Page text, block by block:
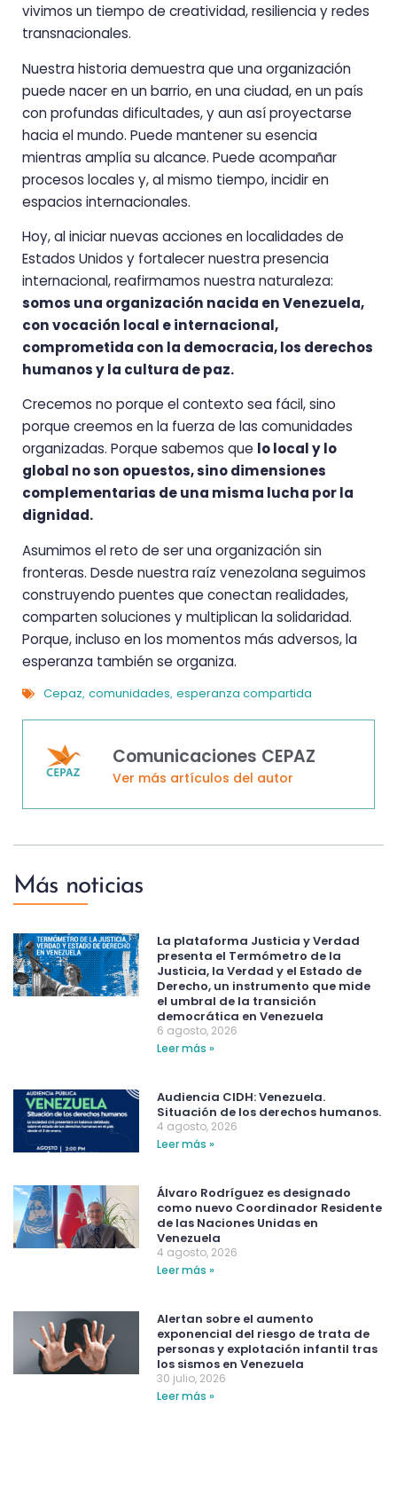
vivimos un tiempo de creatividad, resiliencia y redes
transnacionales.
Nuestra historia demuestra que una organización
puede nacer en un barrio, en una ciudad, en un país
con profundas dificultades, y aun así proyectarse
hacia el mundo. Puede mantener su esencia
mientras amplía su alcance. Puede acompañar
procesos locales y, al mismo tiempo, incidir en
espacios internacionales.
Hoy, al iniciar nuevas acciones en localidades de
Estados Unidos y fortalecer nuestra presencia
internacional, reafirmamos nuestra naturaleza:
somos una organización nacida en Venezuela,
con vocación local e internacional,
comprometida con la democracia, los derechos
humanos y la cultura de paz.
Crecemos no porque el contexto sea fácil, sino
porque creemos en la fuerza de las comunidades
organizadas. Porque sabemos que lo local y lo
global no son opuestos, sino dimensiones
complementarias de una misma lucha por la
dignidad.
Asumimos el reto de ser una organización sin
fronteras. Desde nuestra raíz venezolana seguimos
construyendo puentes que conectan realidades,
comparten soluciones y multiplican la solidaridad.
Porque, incluso en los momentos más adversos, la
esperanza también se organiza.
Cepaz, comunidades, esperanza compartida
Comunicaciones CEPAZ
Ver más artículos del autor
Más noticias
La plataforma Justicia y Verdad
presenta el Termómetro de la
Justicia, la Verdad y el Estado de
Derecho, un instrumento que mide
el umbral de la transición
democrática en Venezuela
6 agosto, 2026
Leer más »
Audiencia CIDH: Venezuela.
Situación de los derechos humanos.
4 agosto, 2026
Leer más »
Álvaro Rodríguez es designado
como nuevo Coordinador Residente
de las Naciones Unidas en
Venezuela
4 agosto, 2026
Leer más »
Alertan sobre el aumento
exponencial del riesgo de trata de
personas y explotación infantil tras
los sismos en Venezuela
30 julio, 2026
Leer más »